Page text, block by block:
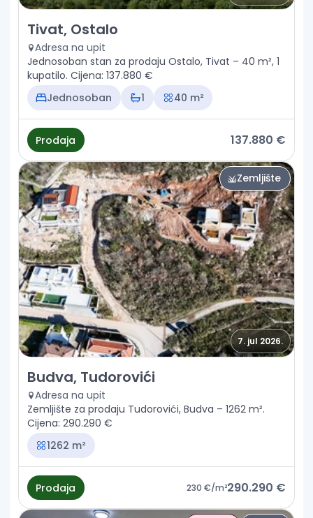
Prodaja - Stan Tivat, Ostalo
Tivat, Ostalo
Adresa na upit
Jednosoban stan za prodaju Ostalo, Tivat – 40 m², 1
kupatilo. Cijena: 137.880 €
Jednosoban
1 40 m²
Prodaja 137.880 €
Zemljište
7. jul 2026.
Prodaja - Zemljište Budva, Tudorovići
Budva, Tudorovići
Adresa na upit
Zemljište za prodaju Tudorovići, Budva – 1262 m².
Cijena: 290.290 €
1262 m²
Prodaja 230 €/m²290.290 €